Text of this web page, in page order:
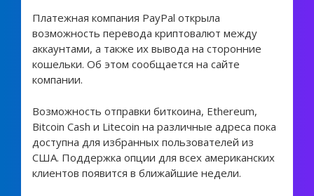
Платежная компания PayPal открыла
возможность перевода криптовалют между
аккаунтами, а также их вывода на сторонние
кошельки. Об этом сообщается на сайте
компании.
Возможность отправки биткоина, Ethereum,
Bitcoin Cash и Litecoin на различные адреса пока
доступна для избранных пользователей из
США. Поддержка опции для всех американских
клиентов появится в ближайшие недели.